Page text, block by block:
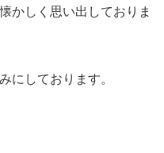
かしく思い出しておりま
にしております。